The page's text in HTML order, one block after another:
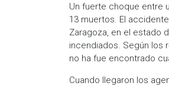
Un fuerte choque entre
13 muertos. El
Zaragoza, en el estado
incendiados. Según los
no ha fue encontrado
Cuando llegaron los